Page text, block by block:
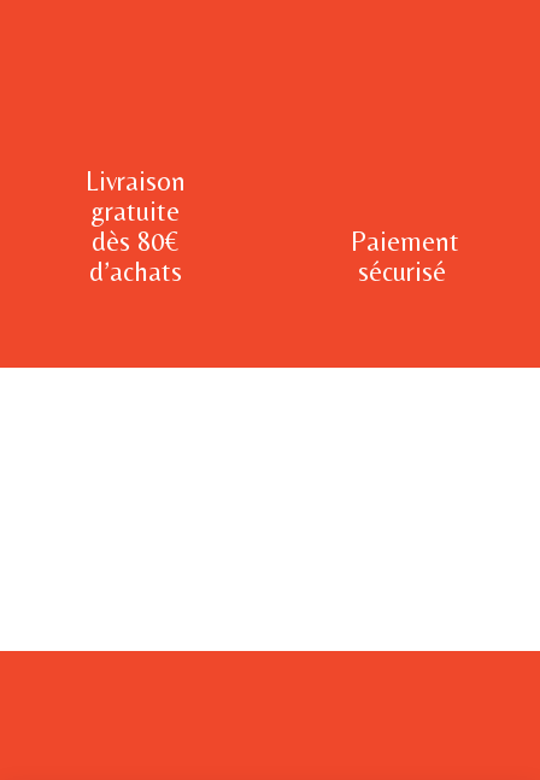
Livraison
gratuite
dès 80€
d’achats
Paiement
sécurisé